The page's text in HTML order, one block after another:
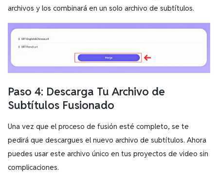
archivos y los combinará en un solo archivo de subtítulos.
Paso 4: Descarga Tu Archivo de
Subtítulos Fusionado
Una vez que el proceso de fusión esté completo, se te
pedirá que descargues el nuevo archivo de subtítulos. Ahora
puedes usar este archivo único en tus proyectos de video sin
complicaciones.